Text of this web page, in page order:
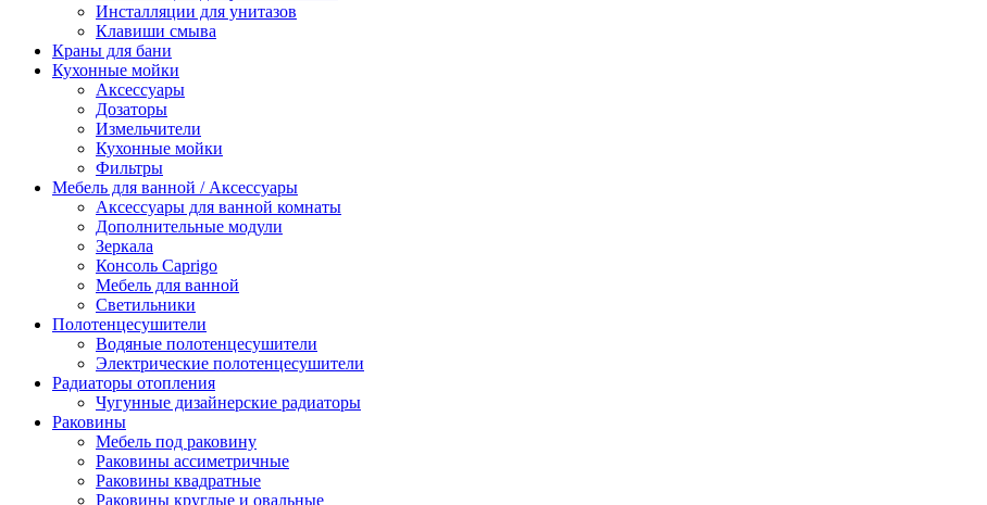
Инсталляции для унитазов
Клавиши смыва
Краны для бани
Кухонные мойки
Аксессуары
Дозаторы
Измельчители
Кухонные мойки
Фильтры
Мебель для ванной / Аксессуары
Аксессуары для ванной комнаты
Дополнительные модули
Зеркала
Консоль Caprigo
Мебель для ванной
Светильники
Полотенцесушители
Водяные полотенцесушители
Электрические полотенцесушители
Радиаторы отопления
Чугунные дизайнерские радиаторы
Раковины
Мебель под раковину
Раковины ассиметричные
Раковины квадратные
Раковины круглые и овальные